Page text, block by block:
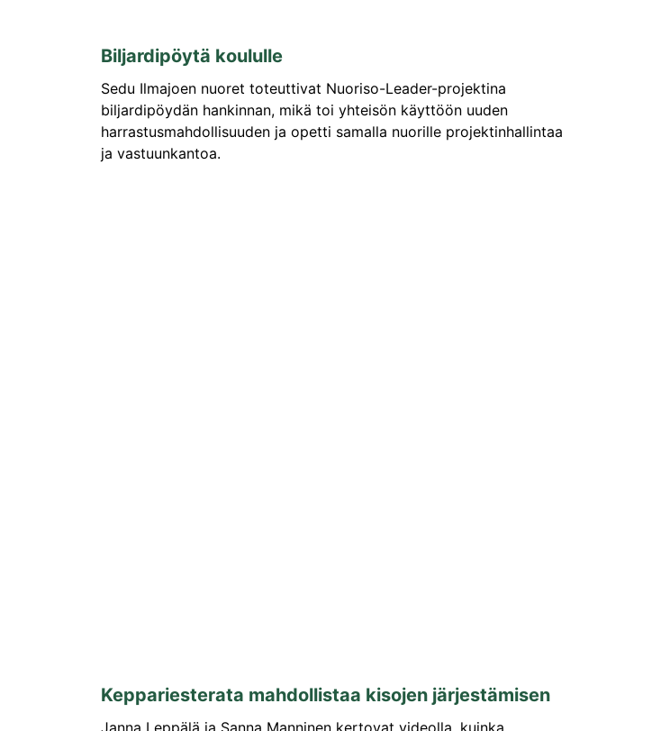
Biljardipöytä koululle
Sedu Ilmajoen nuoret toteuttivat Nuoriso-Leader-projektina
biljardipöydän hankinnan, mikä toi yhteisön käyttöön uuden
harrastusmahdollisuuden ja opetti samalla nuorille projektinhallintaa
ja vastuunkantoa.
Keppariesterata mahdollistaa kisojen järjestämisen